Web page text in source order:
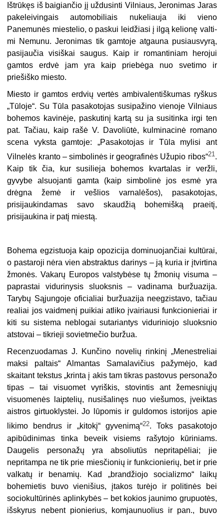
Ištrūkęs iš baigiančio jį uždusinti Vilniaus, Jeronimas Jaras
pakeleivingais automobiliais nukeliauja iki vieno
Panemunės miestelio, o paskui leidžiasi į ilgą kelionę valti­
mi Nemunu. Jeronimas tik gamtoje atgauna pusiausvyrą,
pasijaučia visiškai saugus. Kaip ir romantiniam herojui
gamtos erdvė jam yra kaip priebėga nuo svetimo ir
priešiško miesto.
Miesto ir gamtos erdvių vertės ambivalentiškumas ryškus
„Tūloje“. Su Tūla pasakotojas susipažino vienoje Vilniaus
bohemos kavinėje, paskutinį kartą su ja susitinka irgi ten
pat. Tačiau, kaip rašė V. Davoliūtė, kulminacinė romano
scena vyksta gamtoje: „Pasakotojas ir Tūla mylisi ant
Vilnelės kranto – simbolinės ir geografinės Užupio ribos“21.
Kaip tik čia, kur susilieja bohemos kvartalas ir verž­li,
gyvybe alsuojanti gamta (kaip simbolinė jos esmė yra
drėgna žemė ir vešlios varnalėšos), pasakotojas,
prisijaukindamas savo skaudžią bohemišką praeitį,
prisijaukina ir patį miestą.
Bohema egzistuoja kaip opozicija dominuojančiai kultūrai,
o pastaroji nėra vien abstraktus darinys – ją kuria ir įtvirtina
žmonės. Vakarų Europos valsty­bėse tų žmonių visuma –
paprastai vidurinysis sluoksnis – vadinama buržuazi­ja.
Tarybų Sąjungoje oficialiai buržuazija neegzistavo, tačiau
realiai jos vaidmenį puikiai atliko įvairiausi funkcionieriai ir
kiti su sistema neblogai sutariantys viduriniojo sluoksnio
atstovai – tikrieji sovietmečio buržua.
Recenzuodamas J. Kunčino novelių rinkinį „Menestreliai
maksi paltais“ Almantas Samalavičius pažymėjo, kad
skaitant tekstus „krinta į akis tam tikras pastovus personažo
tipas – tai visuomet vyriškis, stovintis ant žemesniųjų
visuomenės laiptelių, nusišalinęs nuo viešumos, įveiktas
aistros girtuoklystei. Jo lūpomis ir guldomos istorijos apie
likimo bendrus ir „kitokį“ gyvenimą“22. Toks pasakotojo
apibūdinimas tinka beveik visiems rašytojo kūriniams.
Daugelis per­sonažų yra absoliutūs nepritapėliai; jie
nepritampa ne tik prie miesčionių ir funkcionierių, bet ir prie
valkatų ir benamių. Kad „brandžiojo socializmo“ laikų
bohemietis buvo vienišius, įtakos turėjo ir politinės bei
sociokultūrinės aplinky­bės – bet kokios jaunimo grupuotės,
išskyrus nebent pionierius, komjaunuolius ir pan., buvo